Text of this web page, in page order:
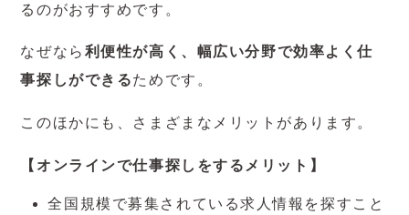
るのがおすすめです。
なぜなら 利便性が高く、幅広い分野で効率よく仕
事探しができるためです。
このほかにも、さまざまなメリットがあります。
【オンラインで仕事探しをするメリット】
全国規模で募集されている求人情報を探すこと